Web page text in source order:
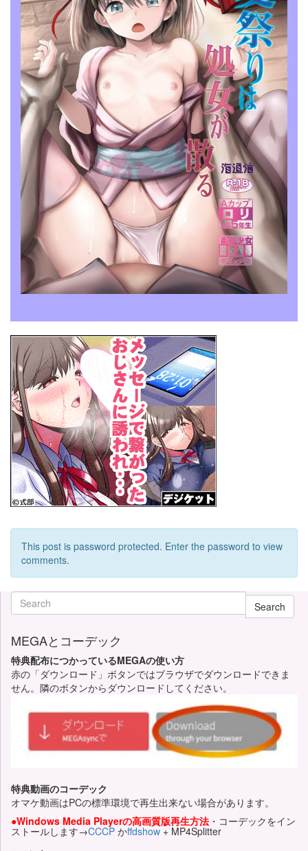
This post is password protected. Enter the password to view
comments.
Search
MEGAとコーデック
特典配布につかっているMEGAの使い方
赤の「ダウンロード」ボタンではブラウザでダウンロードできま
せん。隣のボタンからダウンロードしてください。
特典動画のコーデック
オマケ動画はPCの標準環境で再生出来ない場合があります。
●Windows Media Playerの高画質版再生方法 ・コーデックをイン
ストールします→CCCP かffdshow+ MP4Splitter